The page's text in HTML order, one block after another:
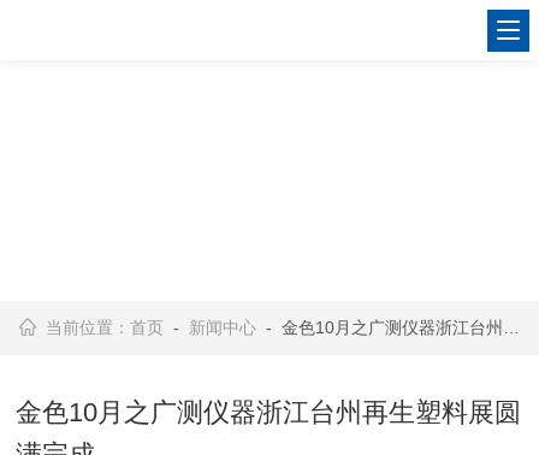
当前位置：首页 - 新闻中心 - 金色10月之广测仪器浙江台州再生塑料展圆满完成
金色10月之广测仪器浙江台州再生塑料展圆